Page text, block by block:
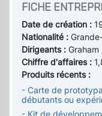
FICHE
Date de création :
Nationalité :
Dirigeants :
Chiffre d'affaires :
Produits récents :
- Carte de
débutants ou
- Kit de